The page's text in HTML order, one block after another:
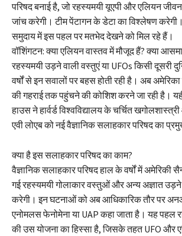
परिषद बनाई है, जो रहस्यमयी यूएपी और एलियन
जांच करेगी। टीम पेंटागन के डेटा का विश्लेषण करेगी।
समुदाय में इस पहल पर मतभेद देखने को मिल रहे हैं।
वॉशिंगटन: क्या एलियन वास्तव में मौजूद हैं? क्या
रहस्यमयी उड़ने वाली वस्तुएं या UFOs किसी दूसरी
वर्षों से इन सवालों पर बहस होती रही है। अब
की गहराई तक पहुंचने की कोशिश करने जा रही है।
हाउस ने हार्वर्ड विश्वविद्यालय के चर्चित
एवी लोएब को नई वैज्ञानिक सलाहकार परिषद का
क्या है इस सलाहकार परिषद का काम?
वैज्ञानिक सलाहकार परिषद हाल के वर्षों में अमेरिकी
गई रहस्यमयी गोलाकार वस्तुओं और अन्य अज्ञात उड़ने
करेगी। इन घटनाओं को अब आधिकारिक तौर पर
एनोमलस फेनोमेना या UAP कहा जाता है। यह पहल
की उस योजना का हिस्सा है, जिसके तहत UFO और